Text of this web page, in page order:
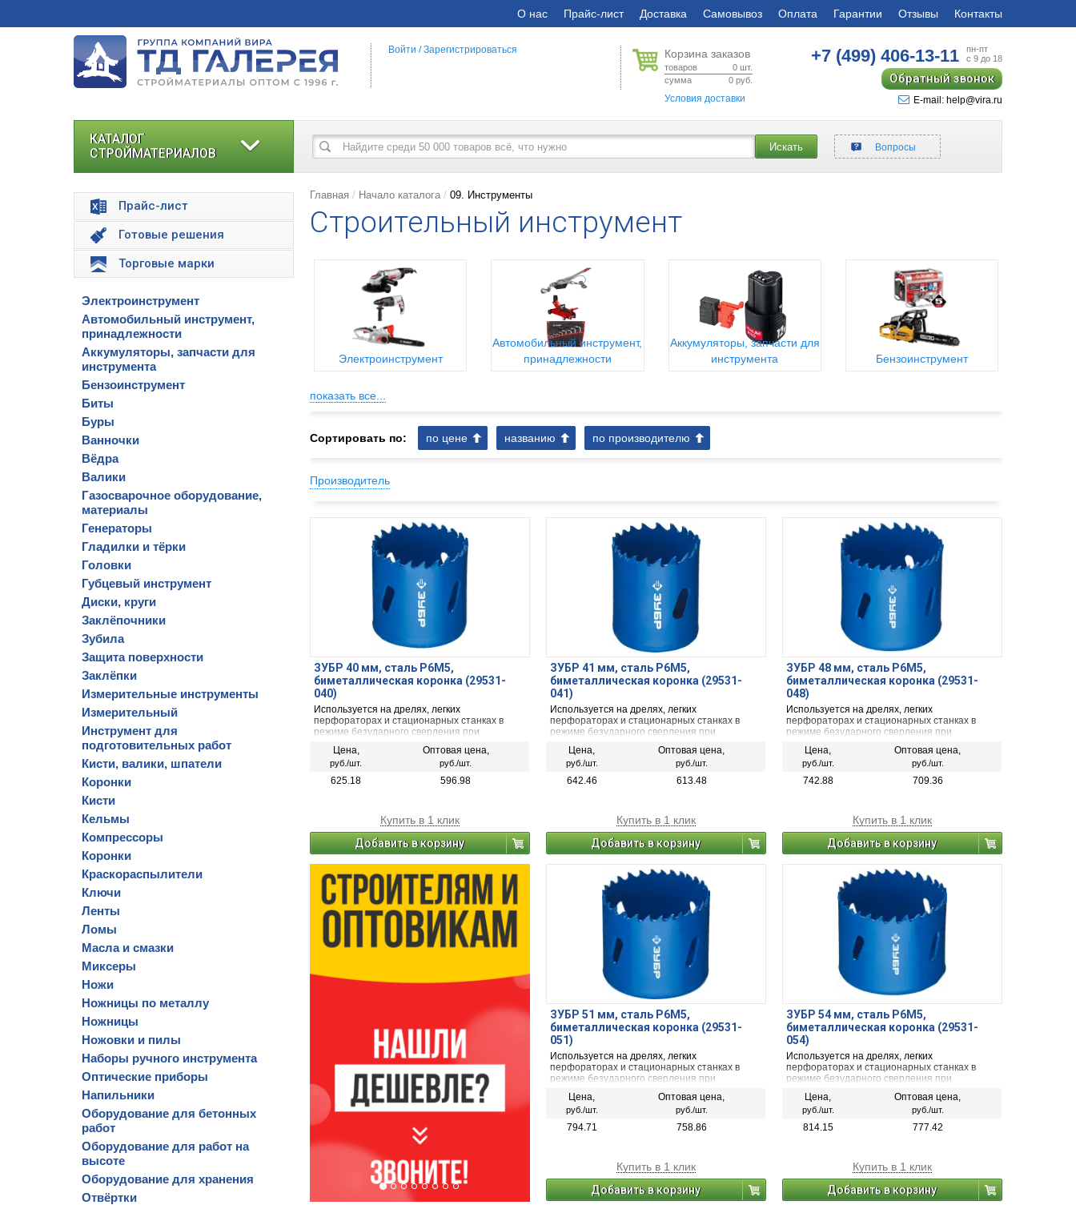
О нас Прайс-лист Доставка Самовывоз Оплата Гарантии Отзывы Контакты
Корзина заказов
товаров 0 шт.
сумма
0 руб.
Условия доставки
+7 (499)406-13-11
пн-пт
с 9 до 18
Обратный звонок
E-mail: help@vira.ru
Войти /Зарегистрироваться
КАТАЛОГ
СТРОЙМАТЕРИАЛОВ
Прайс-лист
Готовые решения
Торговые марки
Электроинструмент
Автомобильный инструмент,
принадлежности
Аккумуляторы, запчасти для
инструмента
Бензоинструмент
Биты
Буры
Ванночки
Вёдра
Валики
Газосварочное оборудование,
материалы
Генераторы
Гладилки и тёрки
Головки
Губцевый инструмент
Диски, круги
Заклёпочники
Зубила
Защита поверхности
Заклёпки
Измерительные инструменты
Измерительный
Инструмент для
подготовительных работ
Кисти, валики, шпатели
Коронки
Кисти
Кельмы
Компрессоры
Коронки
Краскораспылители
Ключи
Ленты
Ломы
Масла и смазки
Миксеры
Ножи
Ножницы по металлу
Ножницы
Ножовки и пилы
Наборы ручного инструмента
Оптические приборы
Напильники
Оборудование для бетонных
работ
Оборудование для работ на
высоте
Оборудование для хранения
Отвёртки
Искать Вопросы
Главная Начало каталога 09. Инструменты
Строительный инструмент
Электроинструмент
Автомобильный инструмент,
принадлежности
Аккумуляторы, запчасти для
инструмента
Бензоинструмент
показать все...
Сортировать по: по цене названию по производителю
Производитель
ЗУБР 40 мм, сталь Р6М5,
биметаллическая коронка (29531-
040)
Используется на дрелях, легких
перфораторах и стационарных станках в
режиме безударного сверления при
гипсокартона и твёрдых пластмасс.
Цена,
руб./шт.
Оптовая цена,
руб./шт.
625.18 596.98
Купить в 1 клик
Добавить в корзину
ЗУБР 41 мм, сталь Р6М5,
биметаллическая коронка (29531-
041)
Используется на дрелях, легких
перфораторах и стационарных станках в
режиме безударного сверления при
гипсокартона и твёрдых пластмасс.
Цена,
руб./шт.
Оптовая цена,
руб./шт.
642.46 613.48
Купить в 1 клик
Добавить в корзину
ЗУБР 48 мм, сталь Р6М5,
биметаллическая коронка (29531-
048)
Используется на дрелях, легких
перфораторах и стационарных станках в
режиме безударного сверления при
гипсокартона и твёрдых пластмасс.
Цена,
руб./шт.
Оптовая цена,
руб./шт.
742.88 709.36
Купить в 1 клик
Добавить в корзину
ЗУБР 51 мм, сталь Р6М5,
биметаллическая коронка (29531-
051)
Используется на дрелях, легких
перфораторах и стационарных станках в
режиме безударного сверления при
гипсокартона и твёрдых пластмасс.
Цена,
руб./шт.
Оптовая цена,
руб./шт.
794.71 758.86
Купить в 1 клик
Добавить в корзину
ЗУБР 54 мм, сталь Р6М5,
биметаллическая коронка (29531-
054)
Используется на дрелях, легких
перфораторах и стационарных станках в
режиме безударного сверления при
гипсокартона и твёрдых пластмасс.
Цена,
руб./шт.
Оптовая цена,
руб./шт.
814.15 777.42
Купить в 1 клик
Добавить в корзину